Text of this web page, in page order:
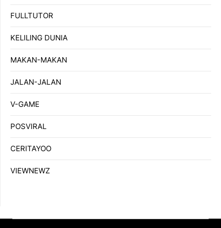
FULLTUTOR
KELILING DUNIA
MAKAN-MAKAN
JALAN-JALAN
V-GAME
POSVIRAL
CERITAYOO
VIEWNEWZ